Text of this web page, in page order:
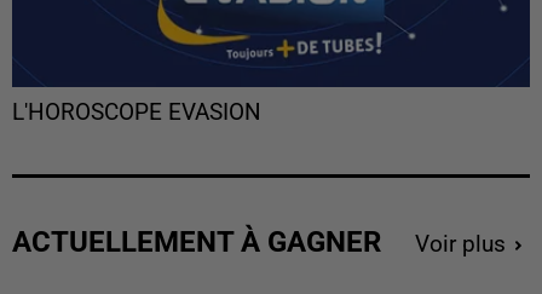
L'HOROSCOPE EVASION
ACTUELLEMENT À GAGNER Voir plus